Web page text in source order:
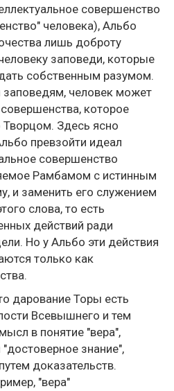
совершенство
человека), Альбо
лишь доброту
заповеди, которые
собственным разумом.
заповедям, человек может
которое
Творцом. Здесь ясно
превзойти идеал
совершенство
Рамбамом с истинным
и заменить его служением
слова, то есть
действий ради
Но у Альбо эти действия
только как
дарование Торы есть
Всевышнего и тем
в понятие "вера",
знание",
доказательств.
"вера"